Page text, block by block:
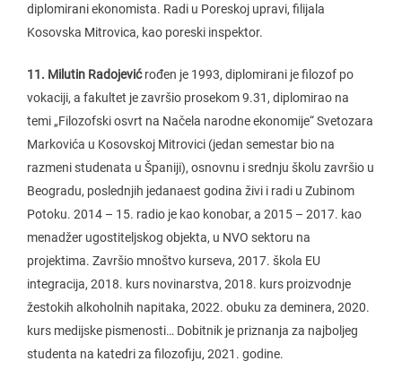
diplomirani ekonomista. Radi u Poreskoj upravi, filijala
Kosovska Mitrovica, kao poreski inspektor.
11. Milutin Radojevićrođen je 1993, diplomirani je filozof po
vokaciji, a fakultet je završio prosekom 9.31, diplomirao na
temi „Filozofski osvrt na Načela narodne ekonomije“ Svetozara
Markovića u Kosovskoj Mitrovici (jedan semestar bio na
razmeni studenata u Španiji), osnovnu i srednju školu završio u
Beogradu, poslednjih jedanaest godina živi i radi u Zubinom
Potoku. 2014 – 15. radio je kao konobar, a 2015 – 2017. kao
menadžer ugostiteljskog objekta, u NVO sektoru na
projektima. Završio mnoštvo kurseva, 2017. škola EU
integracija, 2018. kurs novinarstva, 2018. kurs proizvodnje
žestokih alkoholnih napitaka, 2022. obuku za deminera, 2020.
kurs medijske pismenosti… Dobitnik je priznanja za najboljeg
studenta na katedri za filozofiju, 2021. godine.